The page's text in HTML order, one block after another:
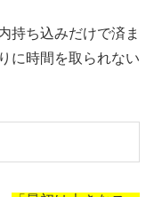
持ち込みだけで済ま
に時間を取られない